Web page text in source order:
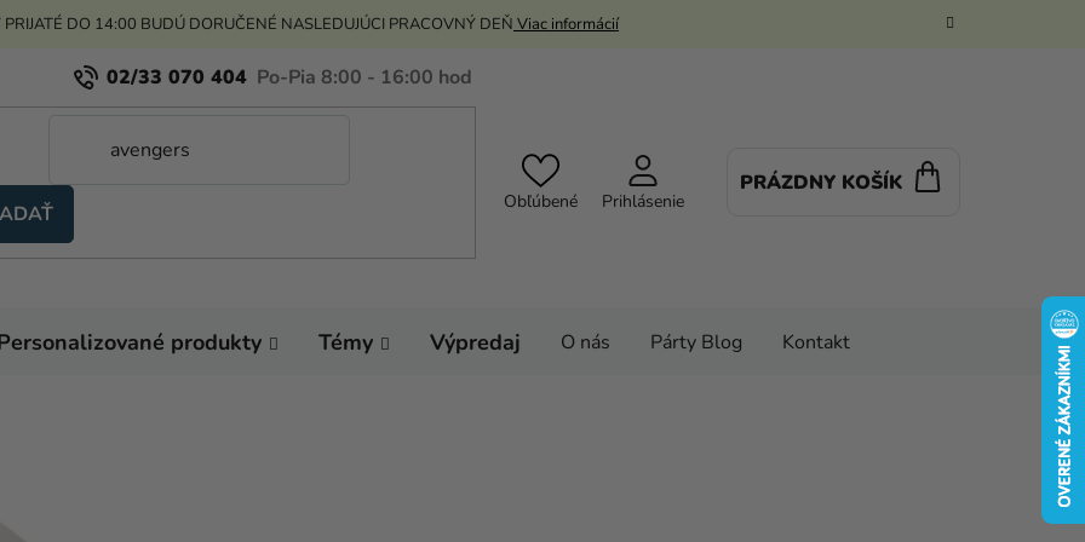
PRIJATÉ DO 14:00 BUDÚ DORUČENÉ NASLEDUJÚCI PRACOVNÝ DEŇ Viac informácií
02/33 070 404
Obľúbené Prihlásenie
PRÁZDNY KOŠÍK
produkty Témy Výpredaj O nás Párty Blog Kontakt